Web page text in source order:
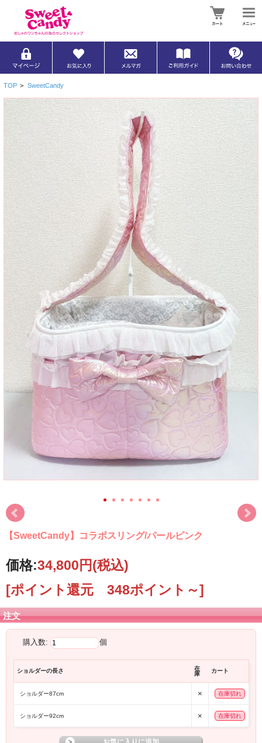
TOP > SweetCandy
【SweetCandy】コラボスリング/パールピンク
価格:34,800円(税込)
[ポイント還元 348ポイント～]
注文
購入数: 個
ショルダーの長さ
在
庫
カート
ショルダー87cm × 在庫切れ
ショルダー92cm × 在庫切れ